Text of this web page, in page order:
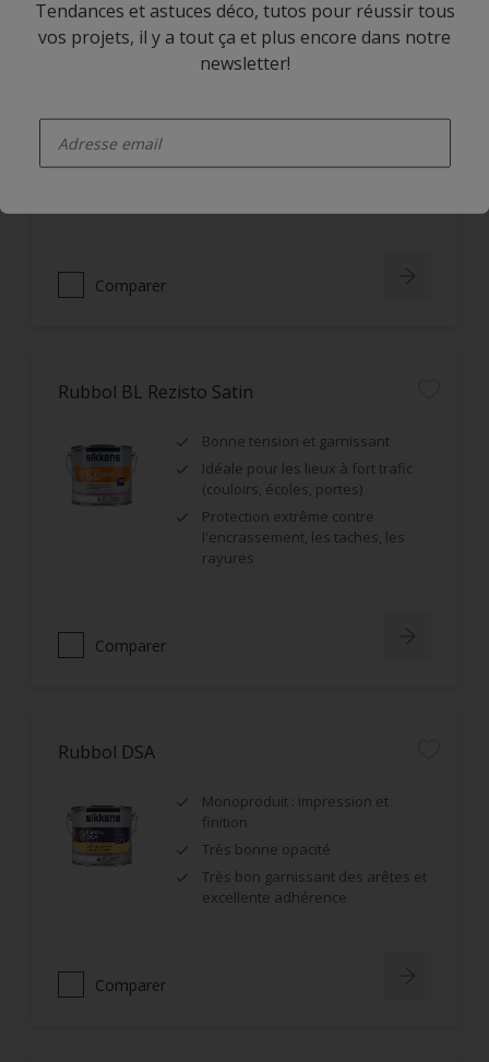
Bon pouvoir pénétrant, utilisable
ne s’écaille pas
Comparer
Rubbol BL Rezisto Satin
Bonne tension et garnissant
Idéale pour les lieux à fort trafic
(couloirs, écoles, portes)
Protection extrême contre
l'encrassement, les taches, les
rayures
Comparer
Rubbol DSA
Monoproduit : impression et
finition
Très bonne opacité
Très bon garnissant des arêtes et
excellente adhérence
Comparer
Tendances et astuces déco, tutos pour réussir tous
vos projets, il y a tout ça et plus encore dans notre
newsletter!